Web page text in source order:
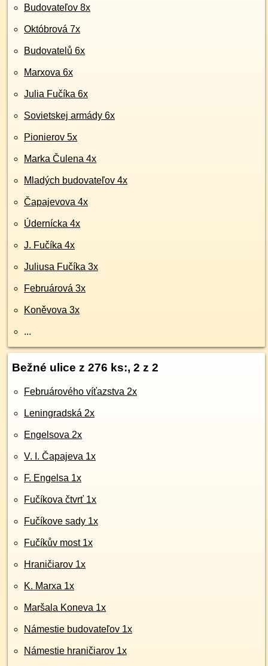
Budovateľov 8x
Októbrová 7x
Budovatelů 6x
Marxova 6x
Julia Fučíka 6x
Sovietskej armády 6x
Pionierov 5x
Marka Čulena 4x
Mladých budovateľov 4x
Čapajevova 4x
Údernícka 4x
J. Fučíka 4x
Juliusa Fučíka 3x
Februárová 3x
Koněvova 3x
...
Bežné ulice z 276 ks:, 2 z 2
Februárového víťazstva 2x
Leningradská 2x
Engelsova 2x
V. I. Čapajeva 1x
F. Engelsa 1x
Fučíkova čtvrť 1x
Fučíkove sady 1x
Fučíkův most 1x
Hraničiarov 1x
K. Marxa 1x
Maršala Koneva 1x
Námestie budovateľov 1x
Námestie hraničiarov 1x